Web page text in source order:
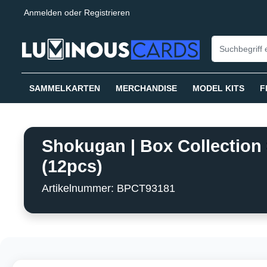
Zur Hauptnavigation springen
Anmelden oder Registrieren
SAMMELKARTEN MERCHANDISE MODEL KITS
Shokugan | Box Collection
(12pcs)
Artikelnummer: BPCT93181